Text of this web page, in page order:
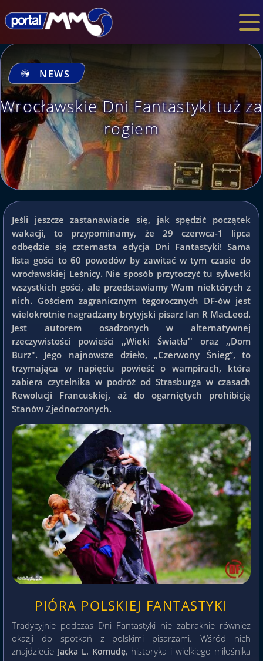
NEWS
Wrocławskie Dni Fantastyki tuż za
rogiem
Jeśli jeszcze zastanawiacie się, jak spędzić początek
wakacji, to przypominamy, że 29 czerwca-1 lipca
odbędzie się czternasta edycja Dni Fantastyki! Sama
lista gości to 60 powodów by zawitać w tym czasie do
wrocławskiej Leśnicy. Nie sposób przytoczyć tu sylwetki
wszystkich gości, ale przedstawiamy Wam niektórych z
nich. Gościem zagranicznym tegorocznych DF-ów jest
wielokrotnie nagradzany brytyjski pisarz Ian R MacLeod.
Jest autorem osadzonych w alternatywnej
rzeczywistości powieści ,,Wieki Światła'' oraz ,,Dom
Burz". Jego najnowsze dzieło, „Czerwony Śnieg”, to
trzymająca w napięciu powieść o wampirach, która
zabiera czytelnika w podróż od Strasburga w czasach
Rewolucji Francuskiej, aż do ogarniętych prohibicją
Stanów Zjednoczonych.
PIÓRA POLSKIEJ FANTASTYKI
Tradycyjnie podczas Dni Fantastyki nie zabraknie również
okazji do spotkań z polskimi pisarzami. Wśród nich
znajdziecie Jacka L. Komudę, historyka i wielkiego miłośnika